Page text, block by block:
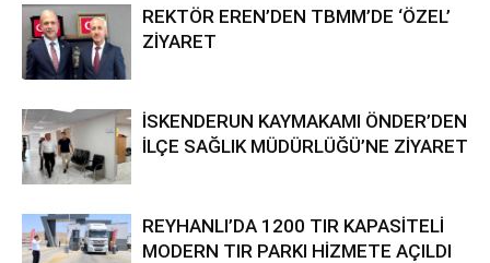
REKTÖR EREN’DEN TBMM’DE ‘ÖZEL’
ZİYARET
İSKENDERUN KAYMAKAMI ÖNDER’DEN
İLÇE SAĞLIK MÜDÜRLÜĞÜ’NE ZİYARET
REYHANLI’DA 1200 TIR KAPASİTELİ
MODERN TIR PARKI HİZMETE AÇILDI